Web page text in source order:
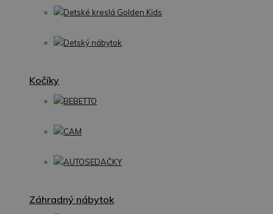
Detské kreslá Golden Kids
Detský nábytok
Kočíky
BEBETTO
CAM
AUTOSEDAČKY
Záhradný nábytok